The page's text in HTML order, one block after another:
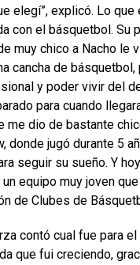
elegí”, explicó. Lo
con el básquetbol. Su
muy chico a Nacho le
cancha de
y poder vivir del
para cuando
me dio de bastante
donde jugó durante 5
seguir su sueño. Y
equipo muy joven
de Clubes de
contó cual fue para
que fui creciendo,